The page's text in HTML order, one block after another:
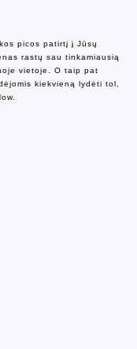
picos patirtį į Jūsų
rastų sau tinkamiausią
vietoje. O taip pat
kiekvieną lydėti tol,